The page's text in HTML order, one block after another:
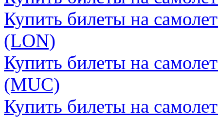
Купить билеты на
(LON)
Купить билеты на
(MUC)
Купить билеты на